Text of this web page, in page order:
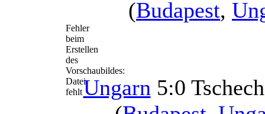
(Budapest,
Fehler
beim
Erstellen
des
Vorschaubildes:
Datei
fehltUngarn 5:0